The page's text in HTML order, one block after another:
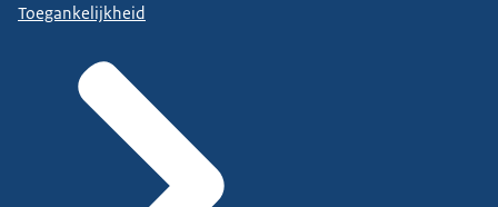
Toegankelijkheid